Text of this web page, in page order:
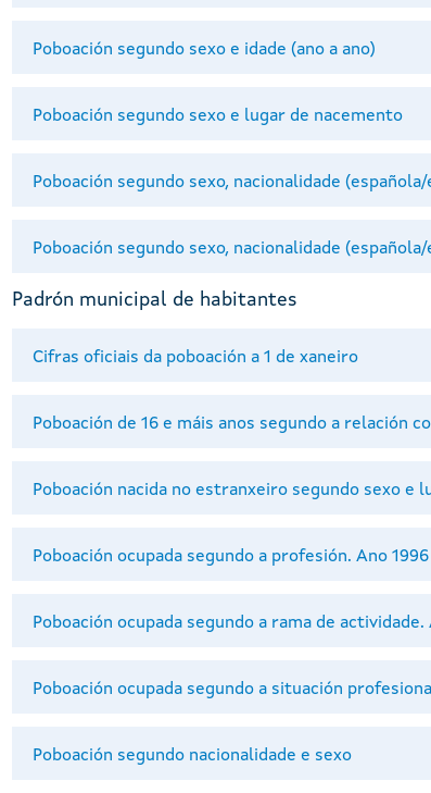
Poboación segundo sexo e idade (ano a ano)
Poboación segundo sexo e lugar de nacemento
Poboación segundo sexo, nacionalidade
Poboación segundo sexo, nacionalidade
Padrón municipal de habitantes
Cifras oficiais da poboación a 1 de xaneiro
Poboación de 16 e máis anos segundo a relación
Poboación nacida no estranxeiro segundo sexo e
Poboación ocupada segundo a profesión. Ano 1996
Poboación ocupada segundo a rama de actividade.
Poboación ocupada segundo a situación
Poboación segundo nacionalidade e sexo